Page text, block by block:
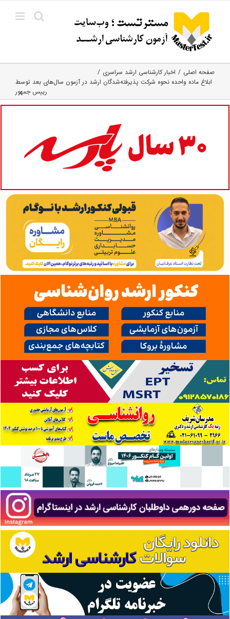
content
صفحه اصلی
اخبار کارشناسی ارشد سراسری
ابلاغ ماده واحده نحوه شرکت پذیرفته‌شدگان ارشد در آزمون سال‌های بعد توسط
رییس جمهور